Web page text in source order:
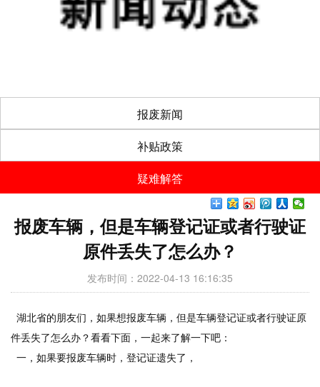
报废新闻
补贴政策
疑难解答
报废车辆，但是车辆登记证或者行驶证
原件丢失了怎么办？
发布时间：2022-04-13 16:16:35
湖北省的朋友们，如果想报废车辆，但是车辆登记证或者行驶证原
件丢失了怎么办？看看下面，一起来了解一下吧：
一，如果要报废车辆时，登记证遗失了，